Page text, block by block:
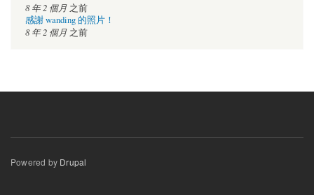
8 年 2 個月 之前
感謝 wanding 的照片！
8 年 2 個月 之前
Powered by Drupal